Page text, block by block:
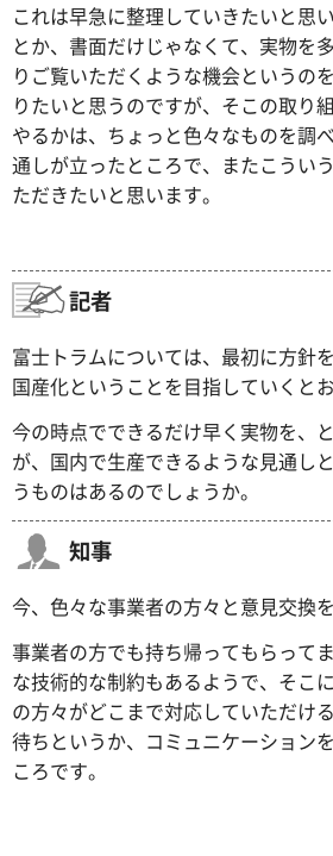
これは早急に整理していきたいと思
とか、書面だけじゃなくて、実物を
りご覧いただくような機会というの
りたいと思うのですが、そこの取り
やるかは、ちょっと色々なものを調
通しが立ったところで、またこうい
ただきたいと思います。
記者
富士トラムについては、最初に方針
国産化ということを目指していくと
今の時点でできるだけ早く実物を、
が、国内で生産できるような見通し
うものはあるのでしょうか。
知事
今、色々な事業者の方々と意見交換
事業者の方でも持ち帰ってもらって
な技術的な制約もあるようで、そこ
の方々がどこまで対応していただけ
待ちというか、コミュニケーション
ころです。